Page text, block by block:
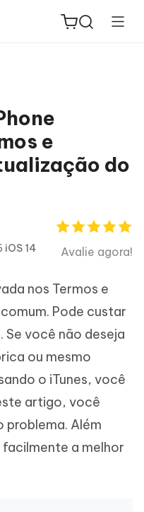
e
do
iOS 14 Avalie agora!
nos Termos e
Pode custar
você não deseja
ou mesmo
o iTunes, você
artigo, você
problema. Além
a melhor